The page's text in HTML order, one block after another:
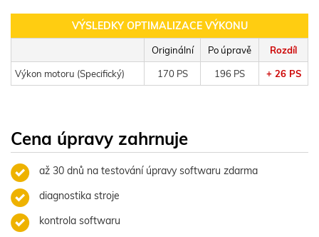
VÝSLEDKY OPTIMALIZACE VÝKONU
Originální Po úpravě Rozdíl
Výkon motoru (Specifický) 170 PS 196 PS + 26 PS
Cena úpravy zahrnuje
až 30 dnů na testování úpravy softwaru zdarma
diagnostika stroje
kontrola softwaru